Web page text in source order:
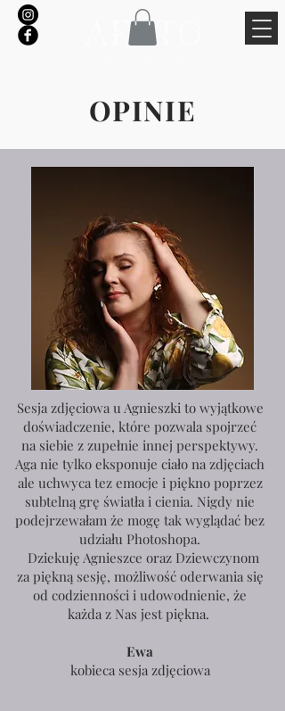
OPINIE
Sesja zdjęciowa u Agnieszki to wyjątkowe
doświadczenie, które pozwala spojrzeć
na siebie z zupełnie innej perspektywy.
Aga nie tylko eksponuje ciało na zdjęciach
ale uchwyca tez emocje i piękno poprzez
subtelną grę światła i cienia. Nigdy nie
podejrzewałam że mogę tak wyglądać bez
udziału Photoshopa.
Dziekuję Agnieszce oraz Dziewczynom
za piękną sesję, możliwość oderwania się
od codzienności i udowodnienie, że
każda z Nas jest piękna.
Ewa
kobieca sesja zdjęciowa